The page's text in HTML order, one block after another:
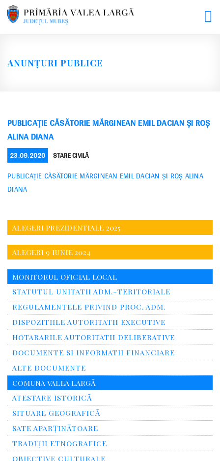
Skip
ANUNȚURI PUBLICE
PUBLICAȚIE CĂSĂTORIE MĂRGINEAN EMIL DACIAN ȘI ROȘ
ALINA DIANA
POSTED
ON
23.09.2020 CATEGORIES
STARE CIVILĂ
PUBLICAȚIE CĂSĂTORIE MĂRGINEAN EMIL DACIAN ȘI ROȘ ALINA
DIANA
ALEGERI PREZIDENTIALE 2025
ALEGERI 9 IUNIE 2024
MONITORUL OFICIAL LOCAL
STATUTUL UNITATII ADM.-TERITORIALE
REGULAMENTELE PRIVIND PROC. ADM.
DISPOZITIILE AUTORITATII EXECUTIVE
HOTARARILE AUTORITATII DELIBERATIVE
DOCUMENTE SI INFORMATII FINANCIARE
ALTE DOCUMENTE
COMUNA VALEA LARGĂ
ATESTARE ISTORICĂ
SITUARE GEOGRAFICĂ
SATE APARȚINĂTOARE
TRADIȚII ETNOGRAFICE
OBIECTIVE CULTURALE